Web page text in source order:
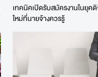
เทคนิคเปิดรับสมัครงานในยุค
ใหม่ที่นายจ้างควรรู้